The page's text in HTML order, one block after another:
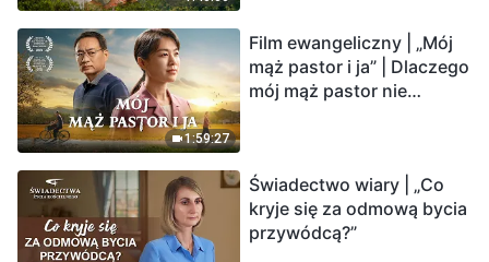
1:59:27
Film ewangeliczny | „Mój
mąż pastor i ja” | Dlaczego
mój mąż pastor nie
Świadectwo wiary | „Co
kryje się za odmową bycia
przywódcą?”